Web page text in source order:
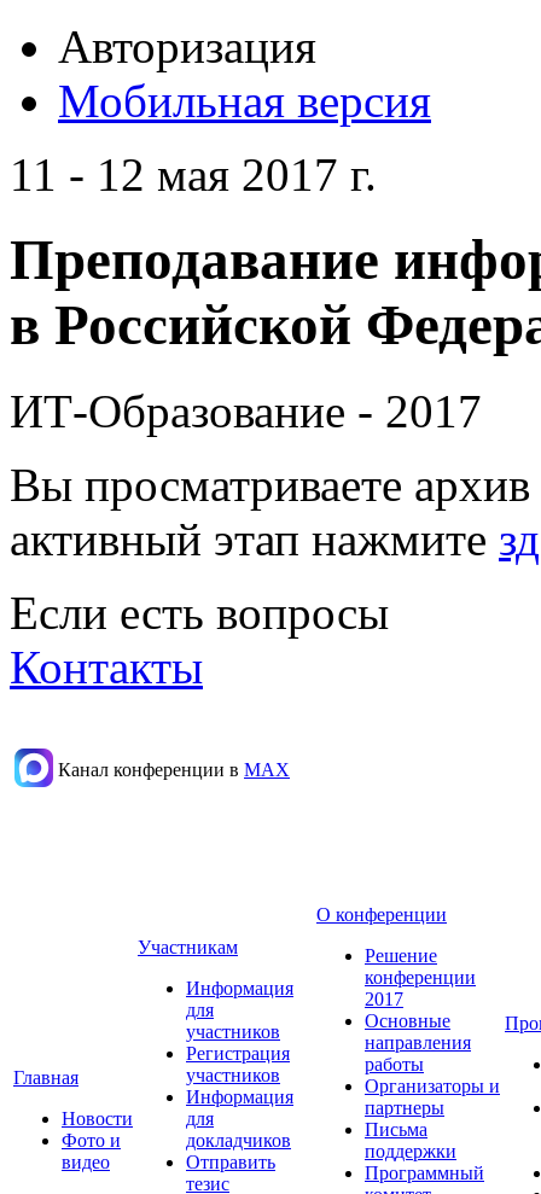
Авторизация
Мобильная версия
11 - 12 мая 2017 г.
Преподавание
в Российской
ИТ-Образование - 2017
Вы просматриваете
активный этап нажмите
Если есть вопросы
Контакты
Канал конференции в МАХ
Главная
Новости
Фото и
видео
Участникам
Информация
для
участников
Регистрация
участников
Информация
для
докладчиков
Отправить
тезис
О конференции
Решение
конференции
2017
Основные
направления
работы
Организаторы и
партнеры
Письма
поддержки
Программный